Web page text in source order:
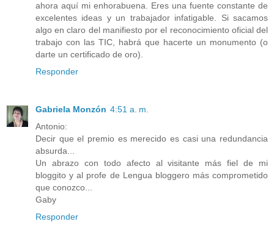
ahora aquí mi enhorabuena. Eres una fuente constante de
excelentes ideas y un trabajador infatigable. Si sacamos
algo en claro del manifiesto por el reconocimiento oficial del
trabajo con las TIC, habrá que hacerte un monumento (o
darte un certificado de oro).
Responder
Gabriela Monzón 4:51 a. m.
Antonio:
Decir que el premio es merecido es casi una redundancia
absurda...
Un abrazo con todo afecto al visitante más fiel de mi
bloggito y al profe de Lengua bloggero más comprometido
que conozco...
Gaby
Responder